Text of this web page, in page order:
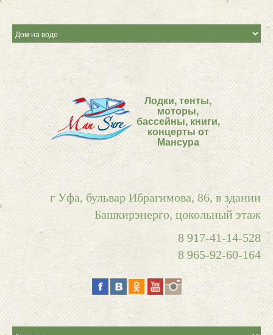
Лодки, тенты,
моторы,
бассейны, книги,
концерты от
Мансура
г Уфа, бульвар Ибрагимова, 86, в здании
Башкирэнерго, цокольный этаж
8 917-41-14-528
8 965-92-60-164